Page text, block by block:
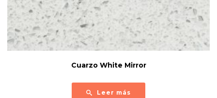
Cuarzo White Mirror
Leer más